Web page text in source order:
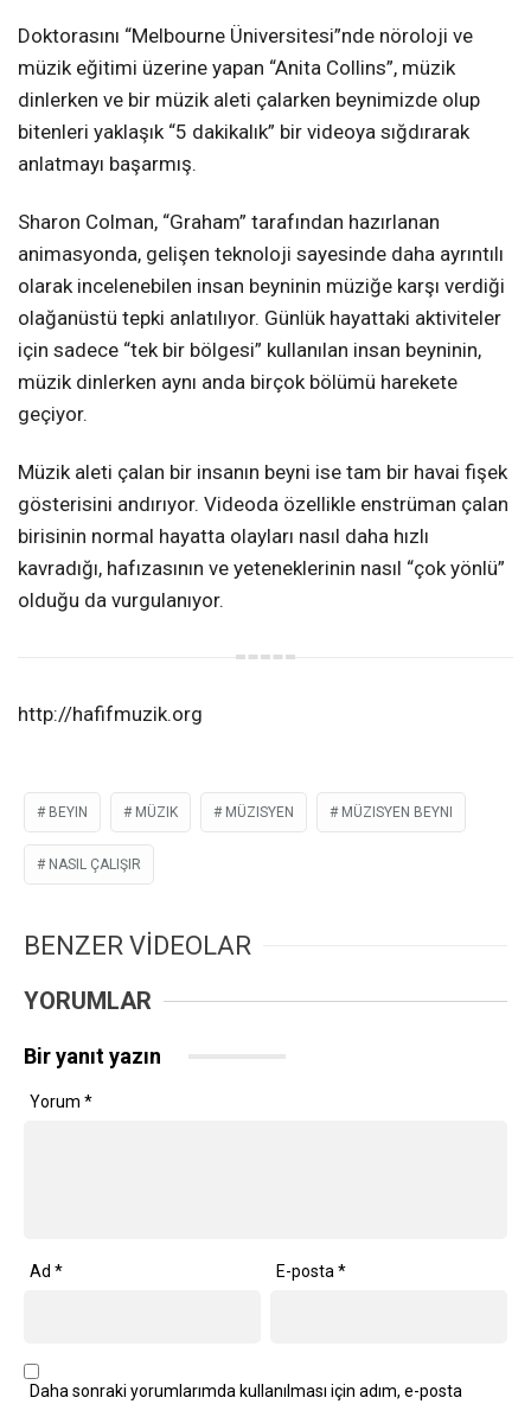
Doktorasını “Melbourne Üniversitesi”nde nöroloji ve
müzik eğitimi üzerine yapan “Anita Collins”, müzik
dinlerken ve bir müzik aleti çalarken beynimizde olup
bitenleri yaklaşık “5 dakikalık” bir videoya sığdırarak
anlatmayı başarmış.
Sharon Colman, “Graham” tarafından hazırlanan
animasyonda, gelişen teknoloji sayesinde daha ayrıntılı
olarak incelenebilen insan beyninin müziğe karşı verdiği
olağanüstü tepki anlatılıyor. Günlük hayattaki aktiviteler
için sadece “tek bir bölgesi” kullanılan insan beyninin,
müzik dinlerken aynı anda birçok bölümü harekete
geçiyor.
Müzik aleti çalan bir insanın beyni ise tam bir havai fişek
gösterisini andırıyor. Videoda özellikle enstrüman çalan
birisinin normal hayatta olayları nasıl daha hızlı
kavradığı, hafızasının ve yeteneklerinin nasıl “çok yönlü”
olduğu da vurgulanıyor.
http://hafifmuzik.org
BEYIN MÜZIK MÜZISYEN MÜZISYEN BEYNI
NASIL ÇALIŞIR
BENZER VİDEOLAR
YORUMLAR
Bir yanıt yazın
Yorum *
Ad * E-posta*
Daha sonraki yorumlarımda kullanılması için adım, e-posta